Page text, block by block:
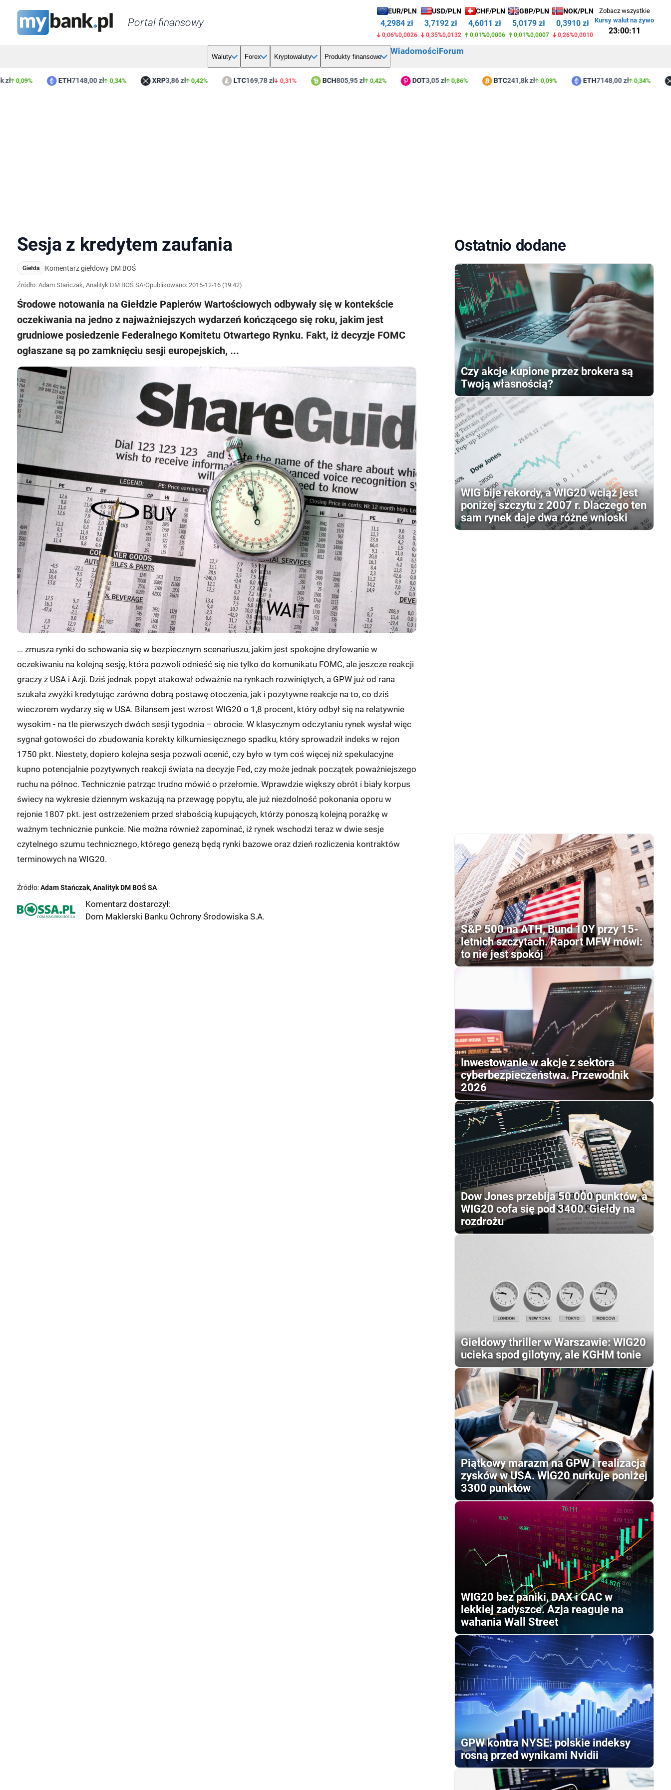
Portal finansowy
EUR/PLN
4,2984 zł
0,06%0,0026
USD/PLN
3,7192 zł
0,35%0,0132
CHF/PLN
4,6011 zł
0,01%0,0006
GBP/PLN
5,0179 zł
0,01%0,0007
NOK/PLN
0,3910 zł
0,26%0,0010
Zobacz wszystkie
Kursy walut na żywo
23:00:11
Waluty Forex Kryptowaluty Produkty finansowe
WiadomościForum
0,09% ETH7148,00 zł 0,34% XRP3,86 zł 0,42% LTC 169,78 zł 0,31% BCH805,95 zł 0,42% DOT3,05 zł 0,86% BTC241,8k zł 0,09% ETH7148,00 zł 0,34%
Sesja z kredytem zaufania
Giełda Komentarz giełdowy DM BOŚ
Źródło: Adam Stańczak, Analityk DM BOŚ SA•Opublikowano: 2015-12-16 (19:42)
Środowe notowania na Giełdzie Papierów Wartościowych odbywały się w kontekście
oczekiwania na jedno z najważniejszych wydarzeń kończącego się roku, jakim jest
grudniowe posiedzenie Federalnego Komitetu Otwartego Rynku. Fakt, iż decyzje FOMC
ogłaszane są po zamknięciu sesji europejskich, ...
... zmusza rynki do schowania się w bezpiecznym scenariuszu, jakim jest spokojne dryfowanie w
oczekiwaniu na kolejną sesję, która pozwoli odnieść się nie tylko do komunikatu FOMC, ale jeszcze reakcji
graczy z USA i Azji. Dziś jednak popyt atakował odważnie na rynkach rozwiniętych, a GPW już od rana
szukała zwyżki kredytując zarówno dobrą postawę otoczenia, jak i pozytywne reakcje na to, co dziś
wieczorem wydarzy się w USA. Bilansem jest wzrost WIG20 o 1,8 procent, który odbył się na relatywnie
wysokim - na tle pierwszych dwóch sesji tygodnia – obrocie. W klasycznym odczytaniu rynek wysłał więc
sygnał gotowości do zbudowania korekty kilkumiesięcznego spadku, który sprowadził indeks w rejon
1750 pkt. Niestety, dopiero kolejna sesja pozwoli ocenić, czy było w tym coś więcej niż spekulacyjne
kupno potencjalnie pozytywnych reakcji świata na decyzje Fed, czy może jednak początek poważniejszego
ruchu na północ. Technicznie patrząc trudno mówić o przełomie. Wprawdzie większy obrót i biały korpus
świecy na wykresie dziennym wskazują na przewagę popytu, ale już niezdolność pokonania oporu w
rejonie 1807 pkt. jest ostrzeżeniem przed słabością kupujących, którzy ponoszą kolejną porażkę w
ważnym technicznie punkcie. Nie można również zapominać, iż rynek wschodzi teraz w dwie sesje
czytelnego szumu technicznego, którego genezą będą rynki bazowe oraz dzień rozliczenia kontraktów
terminowych na WIG20.
Źródło:Adam Stańczak, Analityk DM BOŚ SA
Komentarz dostarczył:
Dom Maklerski Banku Ochrony Środowiska S.A.
Ostatnio dodane
Czy akcje kupione przez brokera są
Twoją własnością?
WIG bije rekordy, a WIG20 wciąż jest
poniżej szczytu z 2007 r. Dlaczego ten
sam rynek daje dwa różne wnioski
S&P 500 na ATH, Bund 10Y przy 15-
letnich szczytach. Raport MFW mówi:
to nie jest spokój
Inwestowanie w akcje z sektora
cyberbezpieczeństwa. Przewodnik
2026
Dow Jones przebija 50 000 punktów, a
WIG20 cofa się pod 3400. Giełdy na
rozdrożu
Giełdowy thriller w Warszawie: WIG20
ucieka spod gilotyny, ale KGHM tonie
Piątkowy marazm na GPW i realizacja
zysków w USA. WIG20 nurkuje poniżej
3300 punktów
WIG20 bez paniki, DAX i CAC w
lekkiej zadyszce. Azja reaguje na
wahania Wall Street
GPW kontra NYSE: polskie indeksy
rosną przed wynikami Nvidii